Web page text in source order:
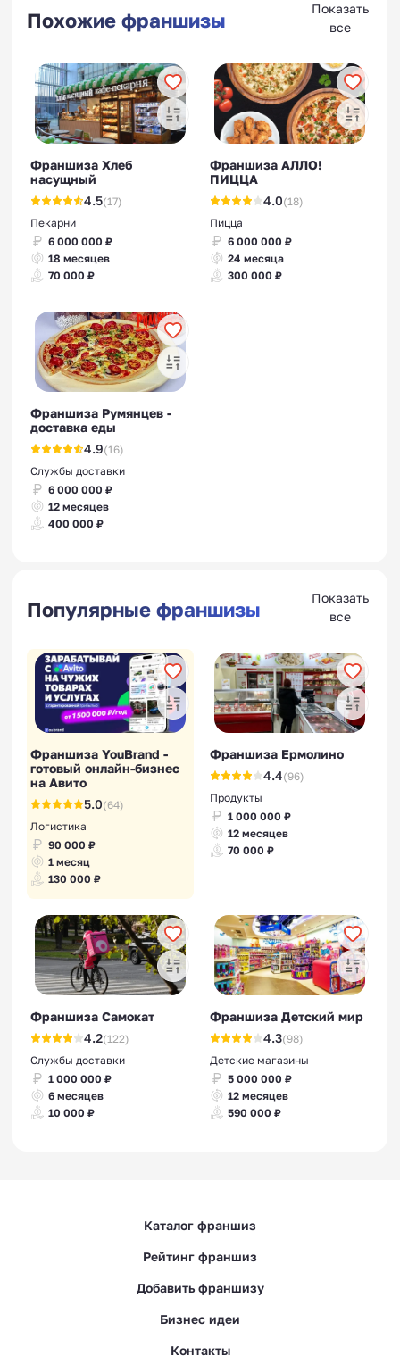
Похожие франшизы
Показать
все
Франшиза Хлеб
насущный
4.5(17)
Пекарни
6 000 000 ₽
18 месяцев
70 000 ₽
Франшиза АЛЛО!
ПИЦЦА
4.0(18)
Пицца
6 000 000 ₽
24 месяца
300 000 ₽
Франшиза Румянцев -
доставка еды
4.9(16)
Службы доставки
6 000 000 ₽
12 месяцев
400 000 ₽
Популярные франшизы
Показать
все
Франшиза YouBrand -
готовый онлайн-бизнес
на Авито
5.0(64)
Логистика
90 000 ₽
1 месяц
130 000 ₽
Франшиза Ермолино
4.4(96)
Продукты
1 000 000 ₽
12 месяцев
70 000 ₽
Франшиза Самокат
4.2(122)
Службы доставки
1 000 000 ₽
6 месяцев
10 000 ₽
Франшиза Детский мир
4.3(98)
Детские магазины
5 000 000 ₽
12 месяцев
590 000 ₽
Каталог франшиз
Рейтинг франшиз
Добавить франшизу
Бизнес идеи
Контакты